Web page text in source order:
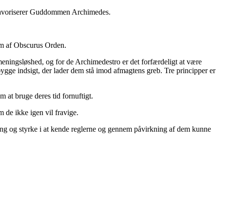
Guddommen Archimedes.
af Obscurus Orden.
og for de Archimedestro er det forfærdeligt at være
indsigt, der lader dem stå imod afmagtens greb. Tre principper er
at bruge deres tid fornuftigt.
de ikke igen vil fravige.
og styrke i at kende reglerne og gennem påvirkning af dem kunne